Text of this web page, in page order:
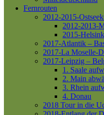
Fernrouten
2012-2015-
2012-2013-
2015-
2017-Atlantik –
2017-La Moselle-
2017-Leipzig –
1. Saale
2. Main
3. Rhein
4. Donau
2018 Tour in die